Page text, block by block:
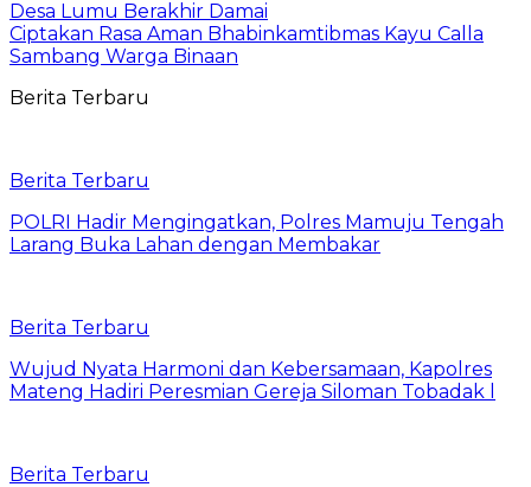
Desa Lumu Berakhir Damai
Ciptakan Rasa Aman Bhabinkamtibmas Kayu Calla
Sambang Warga Binaan
Berita Terbaru
Berita Terbaru
POLRI Hadir Mengingatkan, Polres Mamuju Tengah
Larang Buka Lahan dengan Membakar
Berita Terbaru
Wujud Nyata Harmoni dan Kebersamaan, Kapolres
Mateng Hadiri Peresmian Gereja Siloman Tobadak l
Berita Terbaru